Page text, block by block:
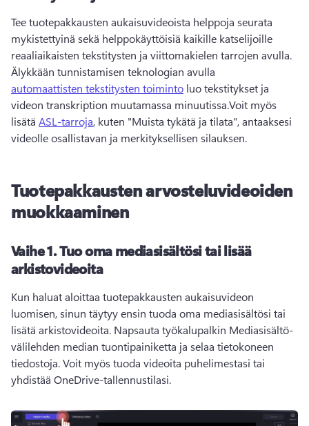
Tee tuotepakkausten aukaisuvideoista helppoja seurata
mykistettyinä sekä helppokäyttöisiä kaikille katselijoille
Älykkään tunnistamisen teknologian avulla
automaattisten tekstitysten toiminto luo tekstitykset ja
videon transkription muutamassa minuutissa.Voit myös
lisätä ASL-tarroja, kuten "Muista tykätä ja tilata", antaaksesi
videolle osallistavan ja merkityksellisen silauksen.
Tuotepakkausten arvosteluvideoiden
muokkaaminen
Vaihe 1.Tuo oma mediasisältösi tai lisää
arkistovideoita
Kun haluat aloittaa tuotepakkausten aukaisuvideon
luomisen, sinun täytyy ensin tuoda oma mediasisältösi tai
lisätä arkistovideoita. Napsauta työkalupalkin Mediasisältö-
välilehden median tuontipainiketta ja selaa tietokoneen
tiedostoja. Voit myös tuoda videoita puhelimestasi tai
yhdistää OneDrive-tallennustilasi.